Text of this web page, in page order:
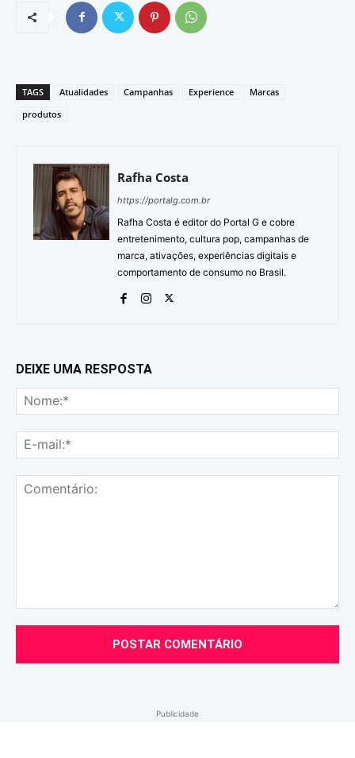
TAGS Atualidades Campanhas Experience
Marcas
produtos
Rafha Costa
https://portalg.com.br
Rafha Costa é editor do Portal G e cobre
entretenimento, cultura pop, campanhas de
marca, ativações, experiências digitais e
comportamento de consumo no Brasil.
DEIXE UMA RESPOSTA
Publicidade